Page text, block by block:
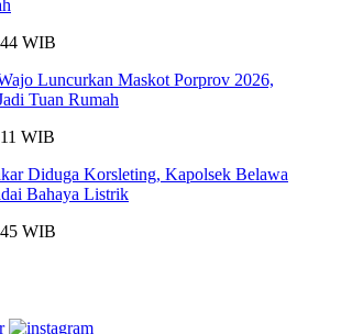
WIB
Luncurkan Maskot Porprov 2026,
Tuan Rumah
WIB
Diduga Korsleting, Kapolsek Belawa
Bahaya Listrik
WIB